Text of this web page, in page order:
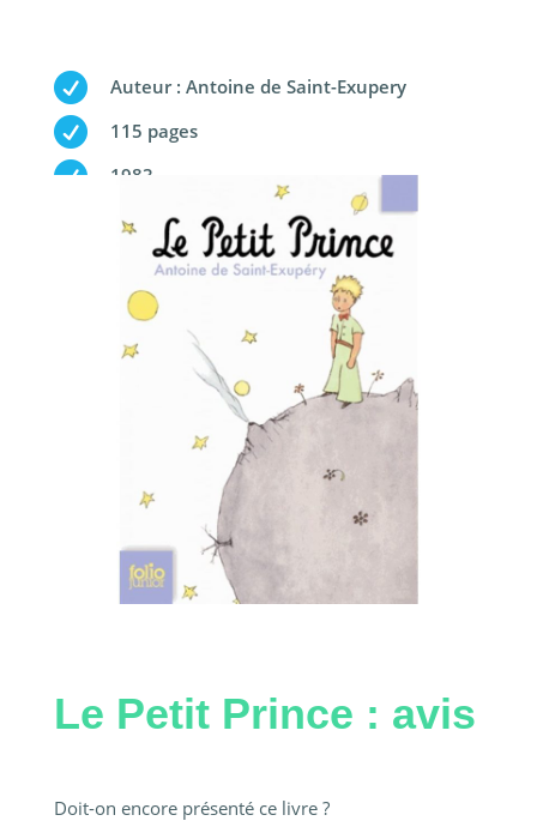
 Auteur : Antoine de Saint-Exupery
 115 pages
 1983
Le Petit Prince : avis
Doit-on encore présenté ce livre ?